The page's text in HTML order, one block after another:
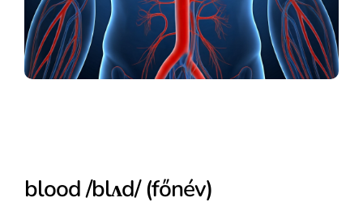
blood /blʌd/ (főnév)